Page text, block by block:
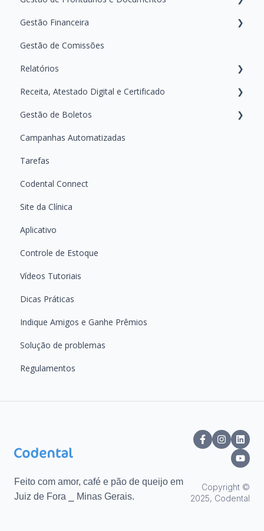
Configurando as Mensagens
Personalização e Configurações Clínicas
Retornos e Aniversários
Gerando e Manipulando Documentos
Gerenciando e Manipulando Arquivos do Paciente
Registrando Tratamentos
Gestão Financeira
Pagamentos do Paciente
Financeiro da Clínica
Gestão de Comissões
Relatórios
Primeiros Passos — Conhecendo a área de Relatórios
Guias Práticos — Como usar cada Relatório
Receita, Atestado Digital e Certificado
Ferramenta de Receita Digital
Certificados Digitais
Atestado Digital
Gestão de Boletos
Emitindo e Acompanhando Boletos
Dúvidas Frequentes Sobre Boletos
Campanhas Automatizadas
Tarefas
Codental Connect
Site da Clínica
Aplicativo
Controle de Estoque
Vídeos Tutoriais
Dicas Práticas
Indique Amigos e Ganhe Prêmios
Solução de problemas
Regulamentos
Feito com ️amor,️ café e pão de queijo em
Juiz de Fora ⎯ Minas Gerais.
Copyright ©
2025, Codental